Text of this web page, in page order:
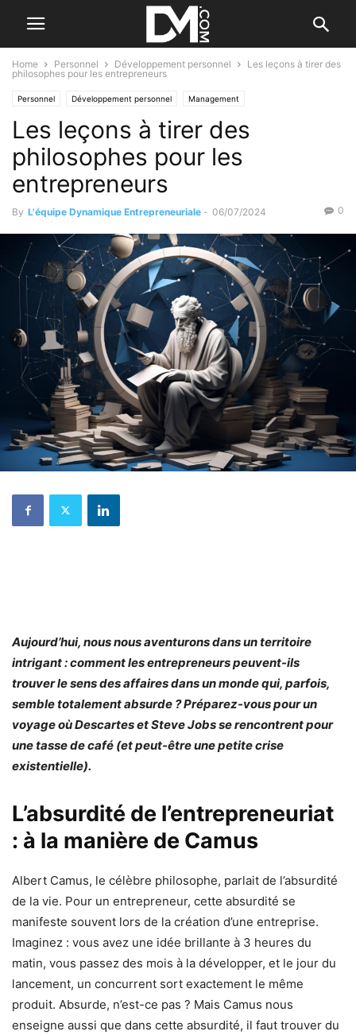
Home Personnel Développement personnel
Les leçons à tirer des
philosophes pour les entrepreneurs
Personnel Développement personnel Management
Les qualités de l'entrepreneur Business Valorisation d'entreprise
Les leçons à tirer des
philosophes pour les
entrepreneurs
By L'équipe Dynamique Entrepreneuriale - 06/07/2024 0
Aujourd’hui, nous nous aventurons dans un territoire
intrigant : comment les entrepreneurs peuvent-ils
trouver le sens des affaires dans un monde qui, parfois,
semble totalement absurde ? Préparez-vous pour un
voyage où Descartes et Steve Jobs se rencontrent pour
une tasse de café (et peut-être une petite crise
existentielle).
L’absurdité de l’entrepreneuriat
: à la manière de Camus
Albert Camus, le célèbre philosophe, parlait de l’absurdité
de la vie. Pour un entrepreneur, cette absurdité se
manifeste souvent lors de la création d’une entreprise.
Imaginez : vous avez une idée brillante à 3 heures du
matin, vous passez des mois à la développer, et le jour du
lancement, un concurrent sort exactement le même
produit. Absurde, n’est-ce pas ? Mais Camus nous
enseigne aussi que dans cette absurdité, il faut trouver du